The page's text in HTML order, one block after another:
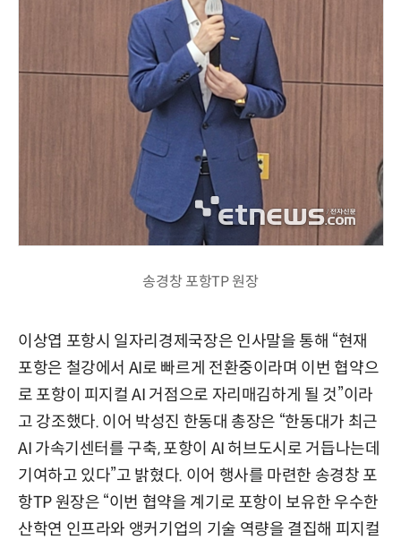
송경창 포항TP 원장
이상엽 포항시 일자리경제국장은 인사말을 통해 “현재
포항은 철강에서 AI로 빠르게 전환중이라며 이번 협약으
로 포항이 피지컬 AI 거점으로 자리매김하게 될 것”이라
고 강조했다. 이어 박성진 한동대 총장은 “한동대가 최근
AI 가속기센터를 구축, 포항이 AI 허브도시로 거듭나는데
기여하고 있다”고 밝혔다. 이어 행사를 마련한 송경창 포
항TP 원장은 “이번 협약을 계기로 포항이 보유한 우수한
산학연 인프라와 앵커기업의 기술 역량을 결집해 피지컬